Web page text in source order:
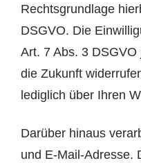
Rechtsgrundlage
DSGVO. Die
Art. 7 Abs. 3
die Zukunft
lediglich über Ihren
Darüber hinaus
und E-Mail-Adresse.